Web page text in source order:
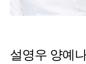
설영우 양예